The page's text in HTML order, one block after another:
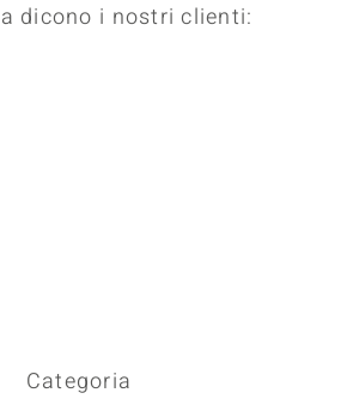
dicono i nostri clienti:
Categoria